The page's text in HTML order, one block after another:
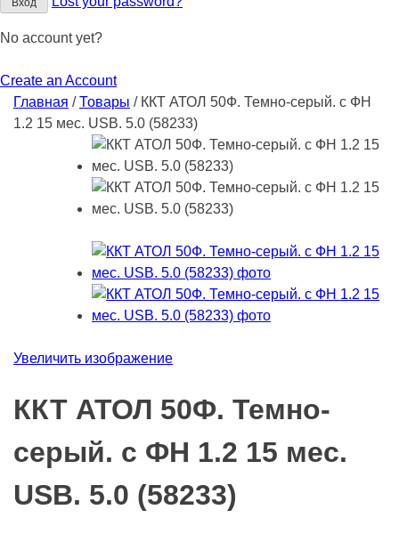
Вход
No account yet?
Create an Account
Главная /Товары / ККТ АТОЛ 50Ф. Темно-серый. с ФН
1.2 15 мес. USB. 5.0 (58233)
Увеличить изображение
ККТ АТОЛ 50Ф. Темно-
серый. с ФН 1.2 15 мес.
USB. 5.0 (58233)